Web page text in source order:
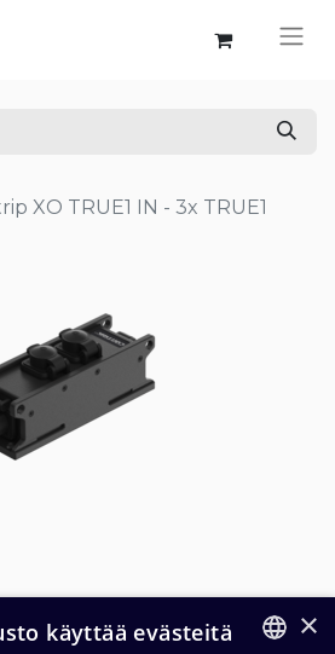
XO TRUE1 IN - 3x TRUE1
×
käyttää evästeitä